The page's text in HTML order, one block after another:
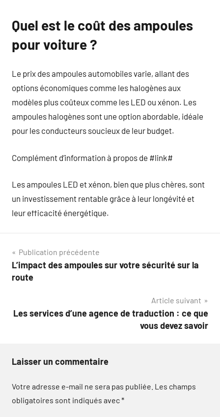
Quel est le coût des ampoules
pour voiture ?
Le prix des ampoules automobiles varie, allant des
options économiques comme les halogènes aux
modèles plus coûteux comme les LED ou xénon. Les
ampoules halogènes sont une option abordable, idéale
pour les conducteurs soucieux de leur budget.
Complément d’information à propos de #link#
Les ampoules LED et xénon, bien que plus chères, sont
un investissement rentable grâce à leur longévité et
leur efficacité énergétique.
Navigation
de
Publication précédente
L’impact des ampoules sur votre sécurité sur la
route
Article suivant
Les services d’une agence de traduction : ce que
vous devez savoir
Laisser un commentaire
Votre adresse e-mail ne sera pas publiée. Les champs
obligatoires sont indiqués avec*